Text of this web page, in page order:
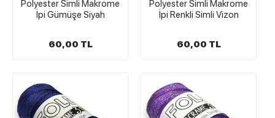
Polyester Simli Makrome
İpi Gümüşe Siyah
60,00 TL
Polyester Simli Makrome
İpi Renkli Simli Vizon
60,00 TL